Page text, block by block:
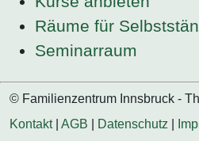
Räume für
Seminarraum
© Familienzentrum Innsbruck -
Kontakt| AGB Datenschutz